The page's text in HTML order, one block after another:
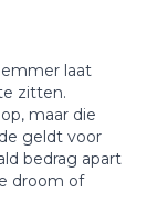
laat
zitten.
maar die
geldt voor
bedrag apart
droom of